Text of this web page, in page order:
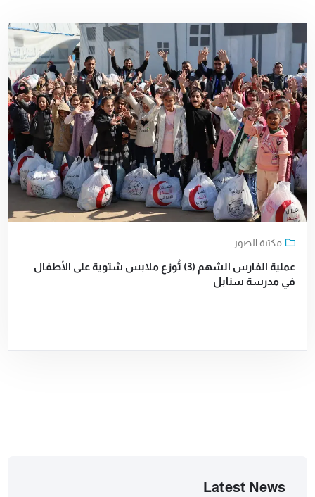
مكتبة الصور
عملية الفارس الشهم (3) تُوزع ملابس شتوية على الأطفال
في مدرسة سنابل
Latest News